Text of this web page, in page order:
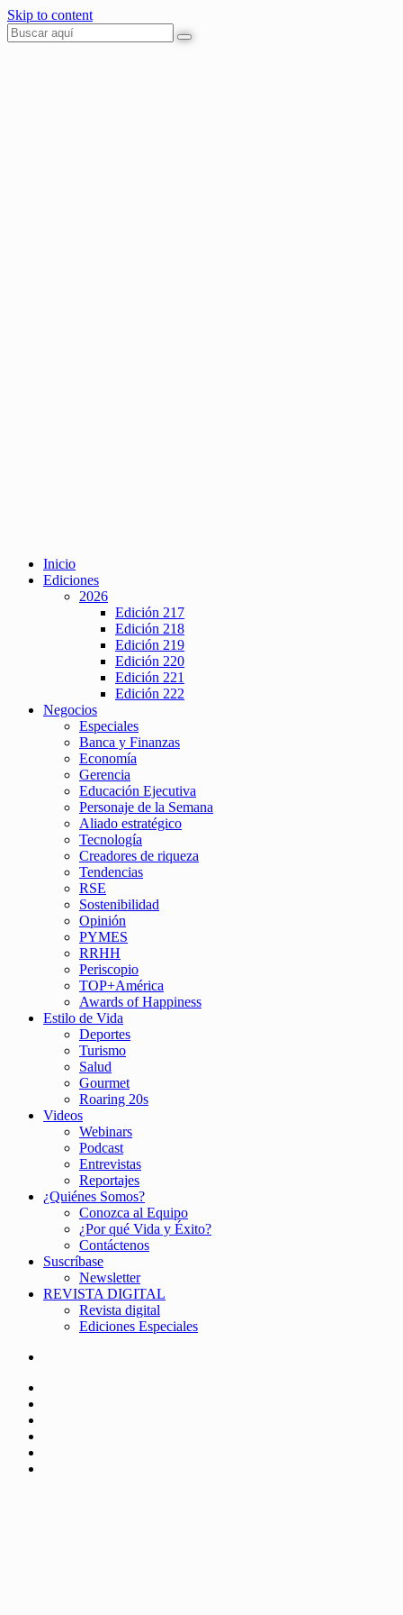
Skip to content
Inicio
Ediciones
2026
Edición 217
Edición 218
Edición 219
Edición 220
Edición 221
Edición 222
Negocios
Especiales
Banca y Finanzas
Economía
Gerencia
Educación Ejecutiva
Personaje de la Semana
Aliado estratégico
Tecnología
Creadores de riqueza
Tendencias
RSE
Sostenibilidad
Opinión
PYMES
RRHH
Periscopio
TOP+América
Awards of Happiness
Estilo de Vida
Deportes
Turismo
Salud
Gourmet
Roaring 20s
Videos
Webinars
Podcast
Entrevistas
Reportajes
¿Quiénes Somos?
Conozca al Equipo
¿Por qué Vida y Éxito?
Contáctenos
Suscríbase
Newsletter
REVISTA DIGITAL
Revista digital
Ediciones Especiales